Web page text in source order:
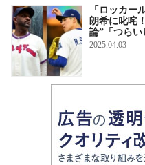
「ロッカー
朗希に叱咤
論”「つらい
2025.04.03